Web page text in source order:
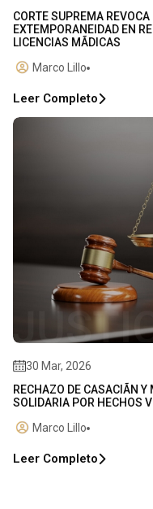
CORTE SUPREMA
EXTEMPORANEIDAD EN
LICENCIAS MÃDICAS
Marco Lillo
Leer Completo
30 Mar, 2026
RECHAZO DE CASACIÃN
SOLIDARIA POR HECHOS
Marco Lillo
Leer Completo